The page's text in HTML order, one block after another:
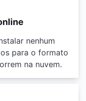
nenhum
para o formato
na nuvem.